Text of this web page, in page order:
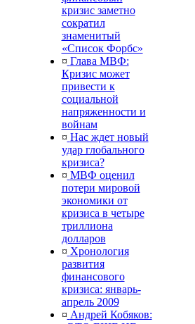
кризис заметно
сократил
знаменитый
«Список Форбс»
¤ Глава МВФ:
Кризис может
привести к
социальной
напряженности и
войнам
¤ Нас ждет новый
удар глобального
кризиса?
¤ МВФ оценил
потери мировой
экономики от
кризиса в четыре
триллиона
долларов
¤ Хронология
развития
финансового
кризиса: январь-
апрель 2009
¤ Андрей Кобяков: